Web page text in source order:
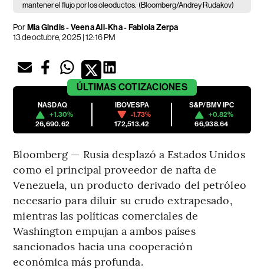
mantener el flujo por los oleoductos. (Bloomberg/Andrey Rudakov)
PorMia Gindis - Veena Ali-Kha - Fabiola Zerpa
13 de octubre, 2025 | 12:16 PM
ÚLTIMAS COTIZACIONES
NASDAQ
+1.30%
26,690.62
IBOVESPA
-1.73%
172,513.42
S&P/BMV IPC
+0.82%
66,938.64
Bloomberg — Rusia desplazó a Estados Unidos
como el principal proveedor de nafta de
Venezuela, un producto derivado del petróleo
necesario para diluir su crudo extrapesado,
mientras las políticas comerciales de
Washington empujan a ambos países
sancionados hacia una cooperación
económica más profunda.